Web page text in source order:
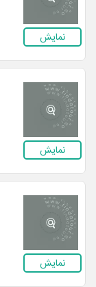
نمایش
نمایش
نمایش